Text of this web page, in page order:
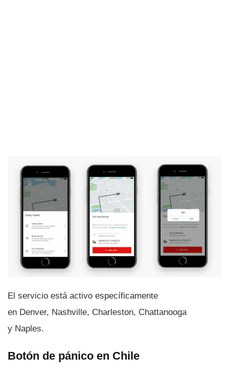
El servicio está activo especí­ficamente
en Denver, Nashville, Charleston, Chattanooga
y Naples.
Botón de pánico en Chile